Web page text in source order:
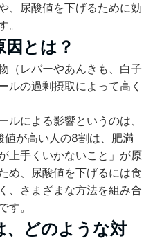
、尿酸値を下げるために効
。
とは？
（レバーやあんきも、白子
ルの過剰摂取によって高く
ルによる影響というのは、
が高い人の8割は、肥満
上手くいかないこと」が原
め、尿酸値を下げるには食
、さまざまな方法を組み合
す。
、どのような対